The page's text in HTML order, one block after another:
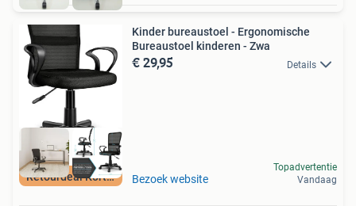
Retourdeal Korting
Kinder bureaustoel - Ergonomische
Bureaustoel kinderen - Zwa
€ 29,95 Details
Bezoek website
Topadvertentie
Vandaag